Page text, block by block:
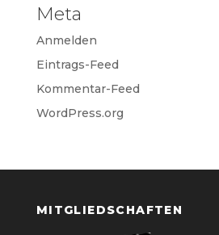
Meta
Anmelden
Eintrags-Feed
Kommentar-Feed
WordPress.org
MITGLIEDSCHAFTEN